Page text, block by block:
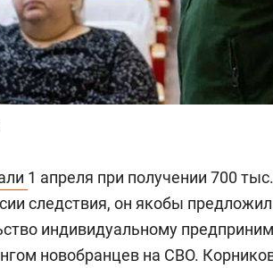
1 апреля при получении 700
следствия, он якобы
индивидуальному
новобранцев на СВО.